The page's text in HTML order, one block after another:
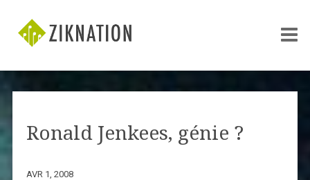
Ronald Jenkees, génie ?
AVR 1, 2008